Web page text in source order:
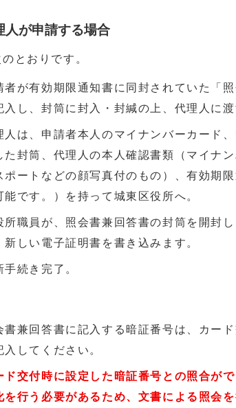
人が申請する場合
とおりです。
者が有効期限通知書に同封されていた「
入し、封筒に封入・封緘の上、代理人に渡
人は、申請者本人のマイナンバーカード
た封筒、代理人の本人確認書類（マイナ
ポートなどの顔写真付のもの）、有効期
能です。）を持って城東区役所へ。
所職員が、照会書兼回答書の封筒を開封
新しい電子証明書を書き込みます。
手続き完了。
書兼回答書に記入する暗証番号は、カー
入してください。
ド交付時に設定した暗証番号との照合が
を行う必要があるため、文書による照会